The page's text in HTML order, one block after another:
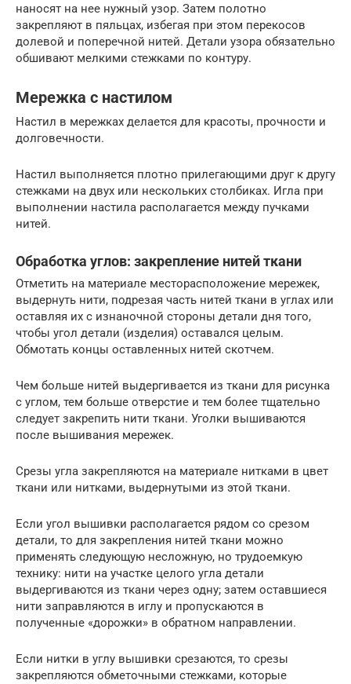
наносят на нее нужный узор. Затем полотно
закрепляют в пяльцах, избегая при этом перекосов
долевой и поперечной нитей. Детали узора обязательно
обшивают мелкими стежками по контуру.
Мережка с настилом
Настил в мережках делается для красоты, прочности и
долговечности.
Настил выполняется плотно прилегающими друг к другу
стежками на двух или нескольких столбиках. Игла при
выполнении настила располагается между пучками
нитей.
Обработка углов: закрепление нитей ткани
Отметить на материале месторасположение мережек,
выдернуть нити, подрезая часть нитей ткани в углах или
оставляя их с изнаночной стороны детали дня того,
чтобы угол детали (изделия) оставался целым.
Обмотать концы оставленных нитей скотчем.
Чем больше нитей выдергивается из ткани для рисунка
с углом, тем больше отверстие и тем более тщательно
следует закрепить нити ткани. Уголки вышиваются
после вышивания мережек.
Срезы угла закрепляются на материале нитками в цвет
ткани или нитками, выдернутыми из этой ткани.
Если угол вышивки располагается рядом со срезом
детали, то для закрепления нитей ткани можно
применять следующую несложную, но трудоемкую
технику: нити на участке целого угла детали
выдергиваются из ткани через одну; затем оставшиеся
нити заправляются в иглу и пропускаются в
полученные «дорожки» в обратном направлении.
Если нитки в углу вышивки срезаются, то срезы
закрепляются обметочными стежками, которые